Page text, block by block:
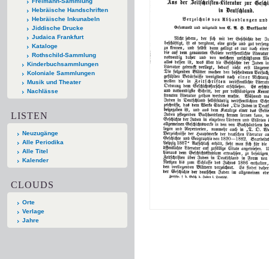
Hebräische Handschriften
Hebräische Inkunabeln
Jiddische Drucke
Judaica Frankfurt
Kataloge
Rothschild-Sammlung
Kinderbuchsammlungen
Koloniale Sammlungen
Musik und Theater
Nachlässe
LISTEN
Neuzugänge
Alle Periodika
Alle Titel
Kalender
CLOUDS
Orte
Verlage
Jahre